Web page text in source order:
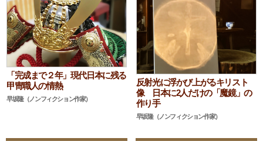
「完成まで２年」現代日本に残る
甲冑職人の情熱
早坂隆（ノンフィクション作家）
反射光に浮かび上がるキリスト
像 日本に2人だけの「魔鏡」の
作り手
早坂隆（ノンフィクション作家）